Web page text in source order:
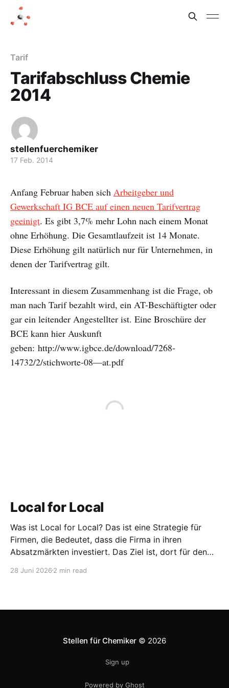
Tarif
Tarifabschluss Chemie
2014
stellenfuerchemiker
17 Feb. 2014
Anfang Februar haben sich Arbeitgeber und
Gewerkschaft IG BCE auf einen neuen Tarifvertrag
geeinigt. Es gibt 3,7% mehr Lohn nach einem Monat
ohne Erhöhung. Die Gesamtlaufzeit ist 14 Monate.
Diese Erhöhung gilt natürlich nur für Unternehmen, in
denen der Tarifvertrag gilt.
Interessant in diesem Zusammenhang ist die Frage, ob
man nach Tarif bezahlt wird, ein AT-Beschäftigter oder
gar ein leitender Angestellter ist. Eine Broschüre der
BCE kann hier Auskunft
geben: http://www.igbce.de/download/7268-
14732/2/stichworte-08—at.pdf
Local for Local
Was ist Local for Local? Das ist eine Strategie für
Firmen, die Bedeutet, dass die Firma in ihren
Absatzmärkten investiert. Das Ziel ist, dort für den
entwickeln. Diese Strategie ist von Toyota bekannt,
28 Juni 2026 2 min read
Stellen für Chemiker © 2026
Sign up
Powered by Ghost